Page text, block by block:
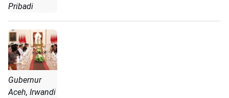
Pribadi
Gubernur
Aceh, Irwandi